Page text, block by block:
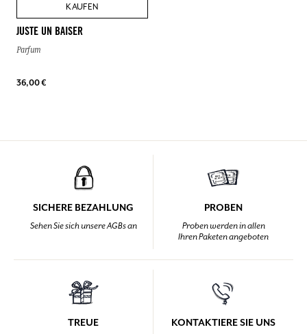
KAUFEN
JUSTE UN BAISER
Parfum
36,00 €
SICHERE BEZAHLUNG
Sehen Sie sich unsere AGBs an
PROBEN
Proben werden in allen
Ihren Paketen angeboten
TREUE KONTAKTIERE SIE UNS